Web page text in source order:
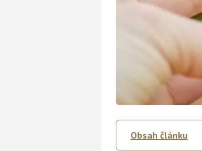
Obsah článku